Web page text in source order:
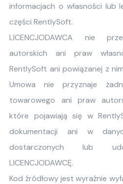
informacjach o własności lub
części RentlySoft.
LICENCJODAWCA nie
autorskich ani praw
RentlySoft ani powiązanej z
Umowa nie przyznaje
towarowego ani praw
które pojawiają się w
dokumentacji ani w
dostarczonych lub
LICENCJODAWCĘ.
Kod źródłowy jest wyraźnie